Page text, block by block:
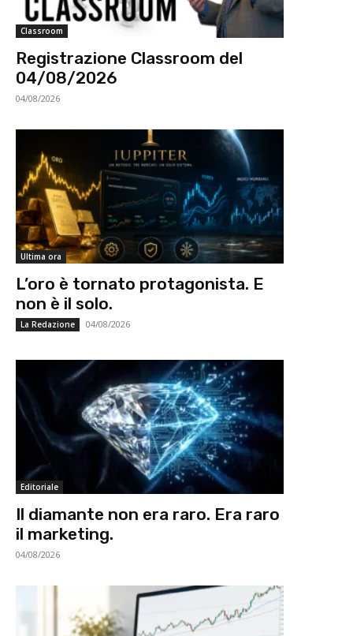
Classroom
Registrazione Classroom del
04/08/2026
04/08/2026
Ultima ora
L’oro è tornato protagonista. E
non è il solo.
La Redazione 04/08/2026
Editoriale
Il diamante non era raro. Era raro
il marketing.
04/08/2026